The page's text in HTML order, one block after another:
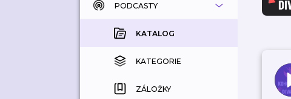
KATALOG
KOUPENÉ
KATEGORIE
ZÁLOŽKY
PODCASTY
KATALOG
KATEGORIE
ZÁLOŽKY